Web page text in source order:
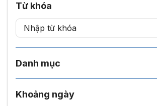
Từ khóa
Danh mục
Khoảng ngày